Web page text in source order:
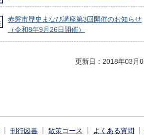
赤磐市歴史まなび講座第3回開催のお知らせ
（令和8年9月26日開催）
更新日：2018年03月
刊行図書 散策コース よくある質問